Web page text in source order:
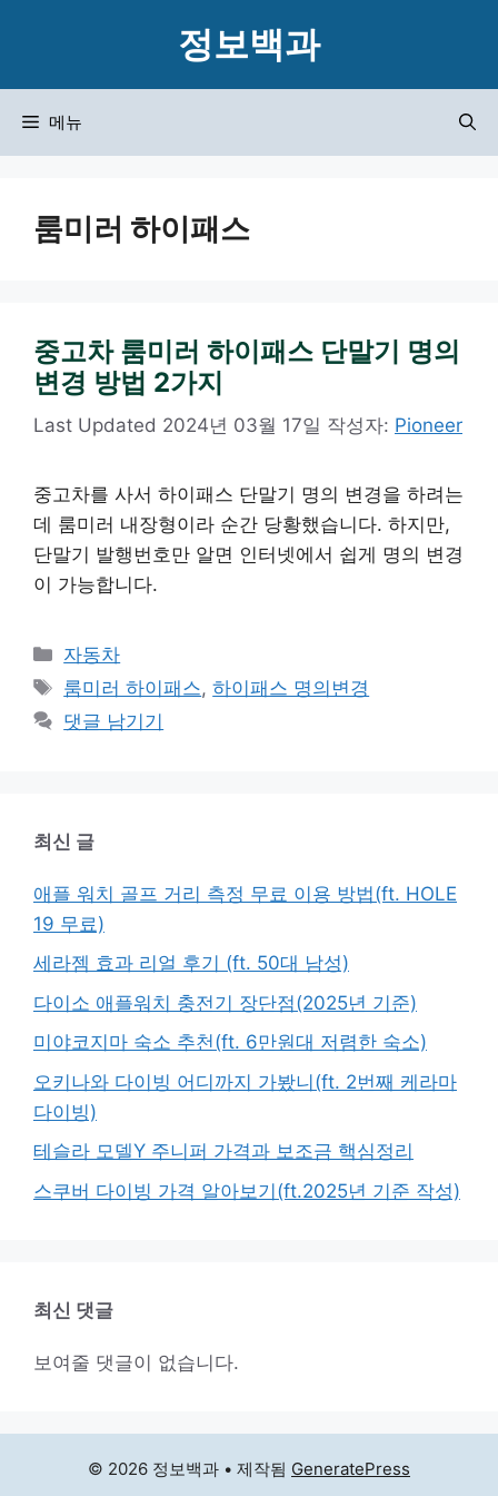
정보백과
메뉴
룸미러 하이패스
중고차 룸미러 하이패스 단말기 명의
변경 방법 2가지
2024년 03월 17일 작성자: Pioneer
중고차를 사서 하이패스 단말기 명의 변경을 하려는
데 룸미러 내장형이라 순간 당황했습니다. 하지만,
단말기 발행번호만 알면 인터넷에서 쉽게 명의 변경
이 가능합니다.
카
테
고
리
자동차
태
그
룸미러 하이패스,하이패스 명의변경
댓글 남기기
최신 글
애플 워치 골프 거리 측정 무료 이용 방법(ft. HOLE
19 무료)
세라젬 효과 리얼 후기 (ft. 50대 남성)
다이소 애플워치 충전기 장단점(2025년 기준)
미야코지마 숙소 추천(ft. 6만원대 저렴한 숙소)
오키나와 다이빙 어디까지 가봤니(ft. 2번째 케라마
다이빙)
테슬라 모델Y 주니퍼 가격과 보조금 핵심정리
스쿠버 다이빙 가격 알아보기(ft.2025년 기준 작성)
최신 댓글
보여줄 댓글이 없습니다.
© 2026 정보백과 • 제작됨 GeneratePress